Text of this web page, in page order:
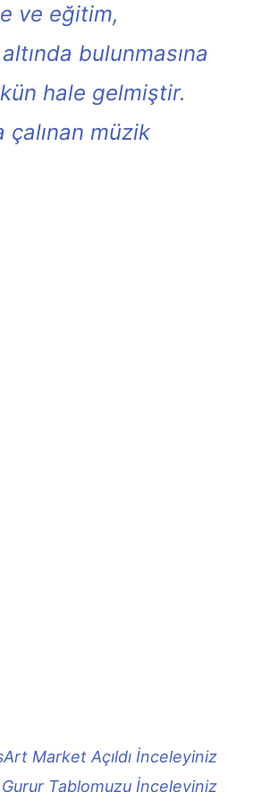
ve eğitim,
bulunmasına
hale gelmiştir.
çalınan müzik
Market Açıldı İnceleyiniz
Gurur Tablomuzu İnceleyiniz